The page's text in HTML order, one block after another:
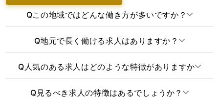
Qこの地域ではどんな働き方が多いですか？
Q地元で長く働ける求人はありますか？
Q 人気のある求人はどのような特徴がありますか
Q 見るべき求人の特徴はあるでしょうか？